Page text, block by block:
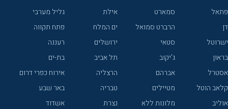
פתאל
דן
ישרוטל
בראון
אסטרל
קלאב הוטל
אוליב
סמארט
הרברט סמואל
סטאי
ג'יקוב
אברהם
מטיילים
מלונות ללא
אילת
ים המלח
ירושלים
תל אביב
הרצליה
טבריה
נצרת
גליל מערבי
פתח תקווה
רעננה
בת-ים
אירוח כפרי דרום
באר שבע
אשדוד